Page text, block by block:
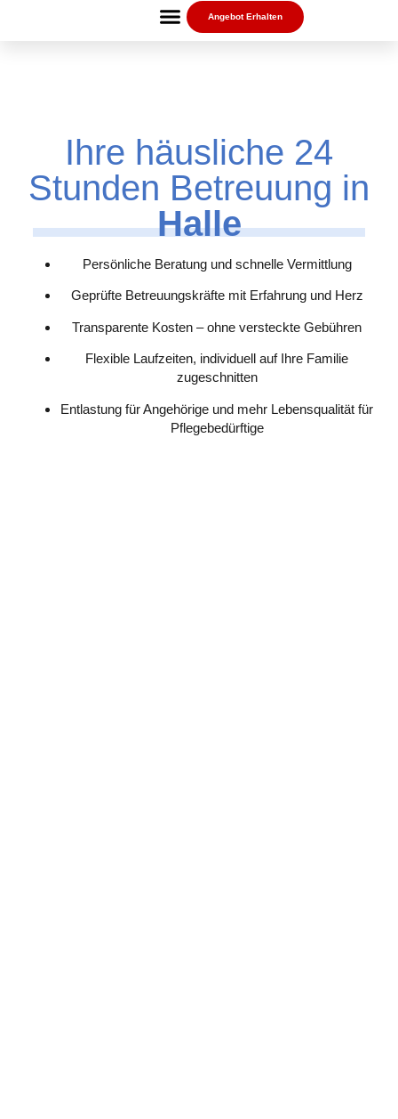
Angebot Erhalten
Ihre häusliche 24
Stunden Betreuung in
Halle
Persönliche Beratung und schnelle Vermittlung
Geprüfte Betreuungskräfte mit Erfahrung und Herz
Transparente Kosten – ohne versteckte Gebühren
Flexible Laufzeiten, individuell auf Ihre Familie
zugeschnitten
Entlastung für Angehörige und mehr Lebensqualität für
Pflegebedürftige